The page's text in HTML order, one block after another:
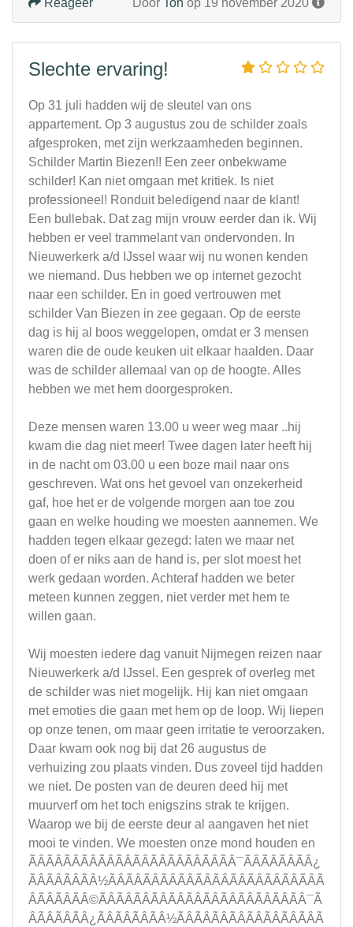
Door Ton op 19 november 2020
Reageer
Slechte ervaring!
Op 31 juli hadden wij de sleutel van ons
appartement. Op 3 augustus zou de schilder zoals
afgesproken, met zijn werkzaamheden beginnen.
Schilder Martin Biezen!! Een zeer onbekwame
schilder! Kan niet omgaan met kritiek. Is niet
professioneel! Ronduit beledigend naar de klant!
Een bullebak. Dat zag mijn vrouw eerder dan ik. Wij
hebben er veel trammelant van ondervonden. In
Nieuwerkerk a/d IJssel waar wij nu wonen kenden
we niemand. Dus hebben we op internet gezocht
naar een schilder. En in goed vertrouwen met
schilder Van Biezen in zee gegaan. Op de eerste
dag is hij al boos weggelopen, omdat er 3 mensen
waren die de oude keuken uit elkaar haalden. Daar
was de schilder allemaal van op de hoogte. Alles
hebben we met hem doorgesproken.
Deze mensen waren 13.00 u weer weg maar ..hij
kwam die dag niet meer! Twee dagen later heeft hij
in de nacht om 03.00 u een boze mail naar ons
geschreven. Wat ons het gevoel van onzekerheid
gaf, hoe het er de volgende morgen aan toe zou
gaan en welke houding we moesten aannemen. We
hadden tegen elkaar gezegd: laten we maar net
doen of er niks aan de hand is, per slot moest het
werk gedaan worden. Achteraf hadden we beter
meteen kunnen zeggen, niet verder met hem te
willen gaan.
Wij moesten iedere dag vanuit Nijmegen reizen naar
Nieuwerkerk a/d IJssel. Een gesprek of overleg met
de schilder was niet mogelijk. Hij kan niet omgaan
met emoties die gaan met hem op de loop. Wij liepen
op onze tenen, om maar geen irritatie te veroorzaken.
Daar kwam ook nog bij dat 26 augustus de
verhuizing zou plaats vinden. Dus zoveel tijd hadden
we niet. De posten van de deuren deed hij met
muurverf om het toch enigszins strak te krijgen.
Waarop we bij de eerste deur al aangaven het niet
mooi te vinden. We moesten onze mond houden en
ÃÂÃÂÃÂÃÂÃÂÃÂÃÂÃÂÃÂÃÂÃÂÃÂ¯ÃÂÃÂÃÂÃÂ¿
ÃÂÃÂÃÂÃÂ½ÃÂÃÂÃÂÃÂÃÂÃÂÃÂÃÂÃÂÃÂÃÂÃÂÃ
ÂÃÂÃÂÃÂ©ÃÂÃÂÃÂÃÂÃÂÃÂÃÂÃÂÃÂÃÂÃÂÃÂ¯Ã
ÂÃÂÃÂÃÂ¿ÃÂÃÂÃÂÃÂ½ÃÂÃÂÃÂÃÂÃÂÃÂÃÂÃÂÃ